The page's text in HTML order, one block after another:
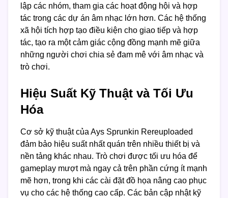
lập các nhóm, tham gia các hoạt động hội và hợp
tác trong các dự án âm nhạc lớn hơn. Các hệ thống
xã hội tích hợp tạo điều kiện cho giao tiếp và hợp
tác, tạo ra một cảm giác cộng đồng mạnh mẽ giữa
những người chơi chia sẻ đam mê với âm nhạc và
trò chơi.
Hiệu Suất Kỹ Thuật và Tối Ưu
Hóa
Cơ sở kỹ thuật của Ays Sprunkin Rereuploaded
đảm bảo hiệu suất nhất quán trên nhiều thiết bị và
nền tảng khác nhau. Trò chơi được tối ưu hóa để
gameplay mượt mà ngay cả trên phần cứng ít mạnh
mẽ hơn, trong khi các cài đặt đồ họa nâng cao phục
vụ cho các hệ thống cao cấp. Các bản cập nhật kỹ